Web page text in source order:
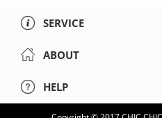
SERVICE
ABOUT
HELP